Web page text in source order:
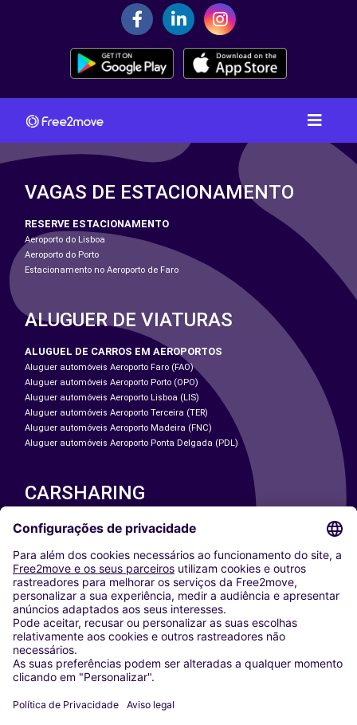
VAGAS DE ESTACIONAMENTO
RESERVE ESTACIONAMENTO
Aeroporto do Lisboa
Aeroporto do Porto
Estacionamento no Aeroporto de Faro
ALUGUER DE VIATURAS
ALUGUEL DE CARROS EM AEROPORTOS
Aluguer automóveis Aeroporto Faro (FAO)
Aluguer automóveis Aeroporto Porto (OPO)
Aluguer automóveis Aeroporto Lisboa (LIS)
Aluguer automóveis Aeroporto Terceira (TER)
Aluguer automóveis Aeroporto Madeira (FNC)
Aluguer automóveis Aeroporto Ponta Delgada (PDL)
CARSHARING
NOSSAS CIDADES
Washington DC
Milan
Rome
Turin
Vienna
Berlin
Cologne
Dusseldorf
Frankfurt
Munich